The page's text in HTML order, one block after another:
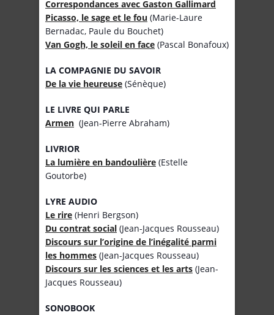
Correspondances avec Gaston Gallimard
Picasso, le sage et le fou (Marie-Laure
Bernadac, Paule du Bouchet)
Van Gogh, le soleil en face (Pascal Bonafoux)
LA COMPAGNIE DU SAVOIR
De la vie heureuse (Sénèque)
LE LIVRE QUI PARLE
Armen (Jean-Pierre Abraham)
LIVRIOR
La lumière en bandoulière (Estelle
Goutorbe)
LYRE AUDIO
Le rire (Henri Bergson)
Du contrat social (Jean-Jacques Rousseau)
Discours sur l’origine de l’inégalité parmi
les hommes (Jean-Jacques Rousseau)
Discours sur les sciences et les arts (Jean-
Jacques Rousseau)
SONOBOOK